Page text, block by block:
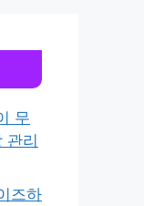
무
관리
즈하